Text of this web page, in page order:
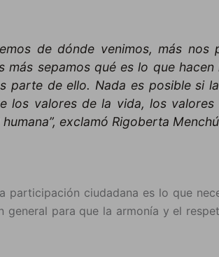
de dónde venimos, más nos
más sepamos qué es lo que
parte de ello. Nada es posible si
los valores de la vida, los
exclamó Rigoberta
participación ciudadana es lo que
general para que la armonía y el